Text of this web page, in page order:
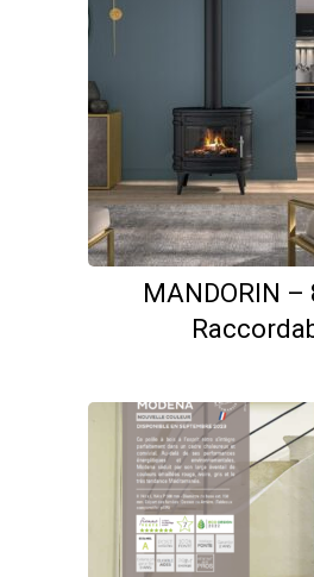
MANDORIN –